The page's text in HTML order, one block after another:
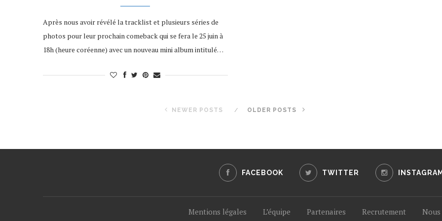
Après nous avoir révélé la tracklist et plusieurs séries de
photos pour leur prochain comeback qui se fera le 25 juin à
18h (heure coréenne) avec un nouveau mini album intitulé…
NEWER POSTS OLDER POSTS
FACEBOOK TWITTER INSTAGRAM
Mentions légales L’équipe Partenaires Recrutement